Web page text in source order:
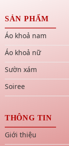
SẢN PHẨM
Áo khoả nam
Áo khoả nữ
Sườn xám
Soiree
THÔNG TIN
Giới thiệu